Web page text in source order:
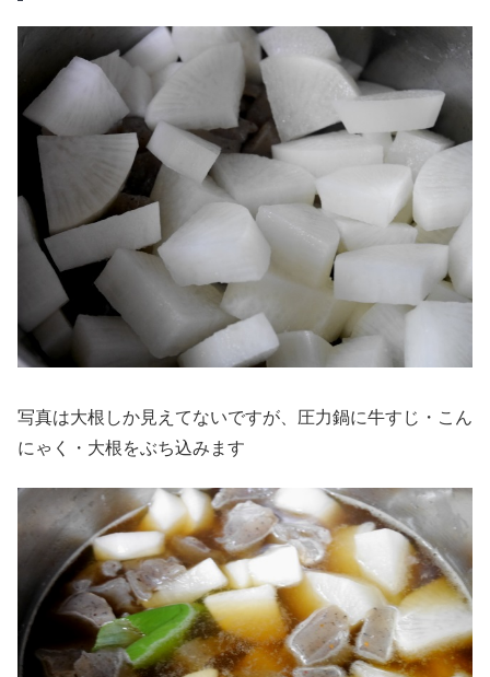
写真は大根しか見えてないですが、圧力鍋に牛すじ・こん
にゃく・大根をぶち込みます